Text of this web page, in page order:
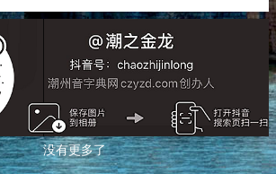
没有更多了